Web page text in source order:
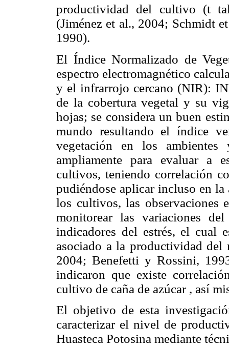
productividad del cultivo (t
(Jiménez et al., 2004; Schmidt
1990).
El Índice Normalizado de
espectro electromagnético
y el infrarrojo cercano (NIR):
de la cobertura vegetal y su
hojas; se considera un buen
mundo resultando el índice
vegetación en los
ampliamente para evaluar a
cultivos, teniendo correlación
pudiéndose aplicar incluso en
los cultivos, las observaciones
monitorear las variaciones
indicadores del estrés, el cual
asociado a la productividad
2004; Benefetti y Rossini,
indicaron que existe
cultivo de caña de azúcar , así
El objetivo de esta
caracterizar el nivel de
Huasteca Potosina mediante